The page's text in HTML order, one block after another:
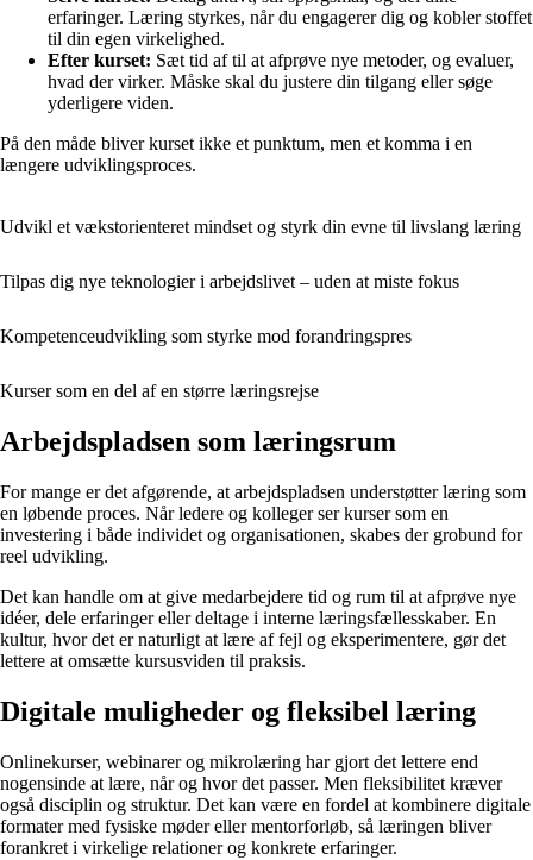
erfaringer. Læring styrkes, når du engagerer dig og kobler stoffet
til din egen virkelighed.
Efter kurset: Sæt tid af til at afprøve nye metoder, og evaluer,
hvad der virker. Måske skal du justere din tilgang eller søge
yderligere viden.
På den måde bliver kurset ikke et punktum, men et komma i en
længere udviklingsproces.
Udvikl et vækstorienteret mindset og styrk din evne til livslang læring
Tilpas dig nye teknologier i arbejdslivet – uden at miste fokus
Kompetenceudvikling som styrke mod forandringspres
Kurser som en del af en større læringsrejse
Arbejdspladsen som læringsrum
For mange er det afgørende, at arbejdspladsen understøtter læring som
en løbende proces. Når ledere og kolleger ser kurser som en
investering i både individet og organisationen, skabes der grobund for
reel udvikling.
Det kan handle om at give medarbejdere tid og rum til at afprøve nye
idéer, dele erfaringer eller deltage i interne læringsfællesskaber. En
kultur, hvor det er naturligt at lære af fejl og eksperimentere, gør det
lettere at omsætte kursusviden til praksis.
Digitale muligheder og fleksibel læring
Onlinekurser, webinarer og mikrolæring har gjort det lettere end
nogensinde at lære, når og hvor det passer. Men fleksibilitet kræver
også disciplin og struktur. Det kan være en fordel at kombinere digitale
formater med fysiske møder eller mentorforløb, så læringen bliver
forankret i virkelige relationer og konkrete erfaringer.